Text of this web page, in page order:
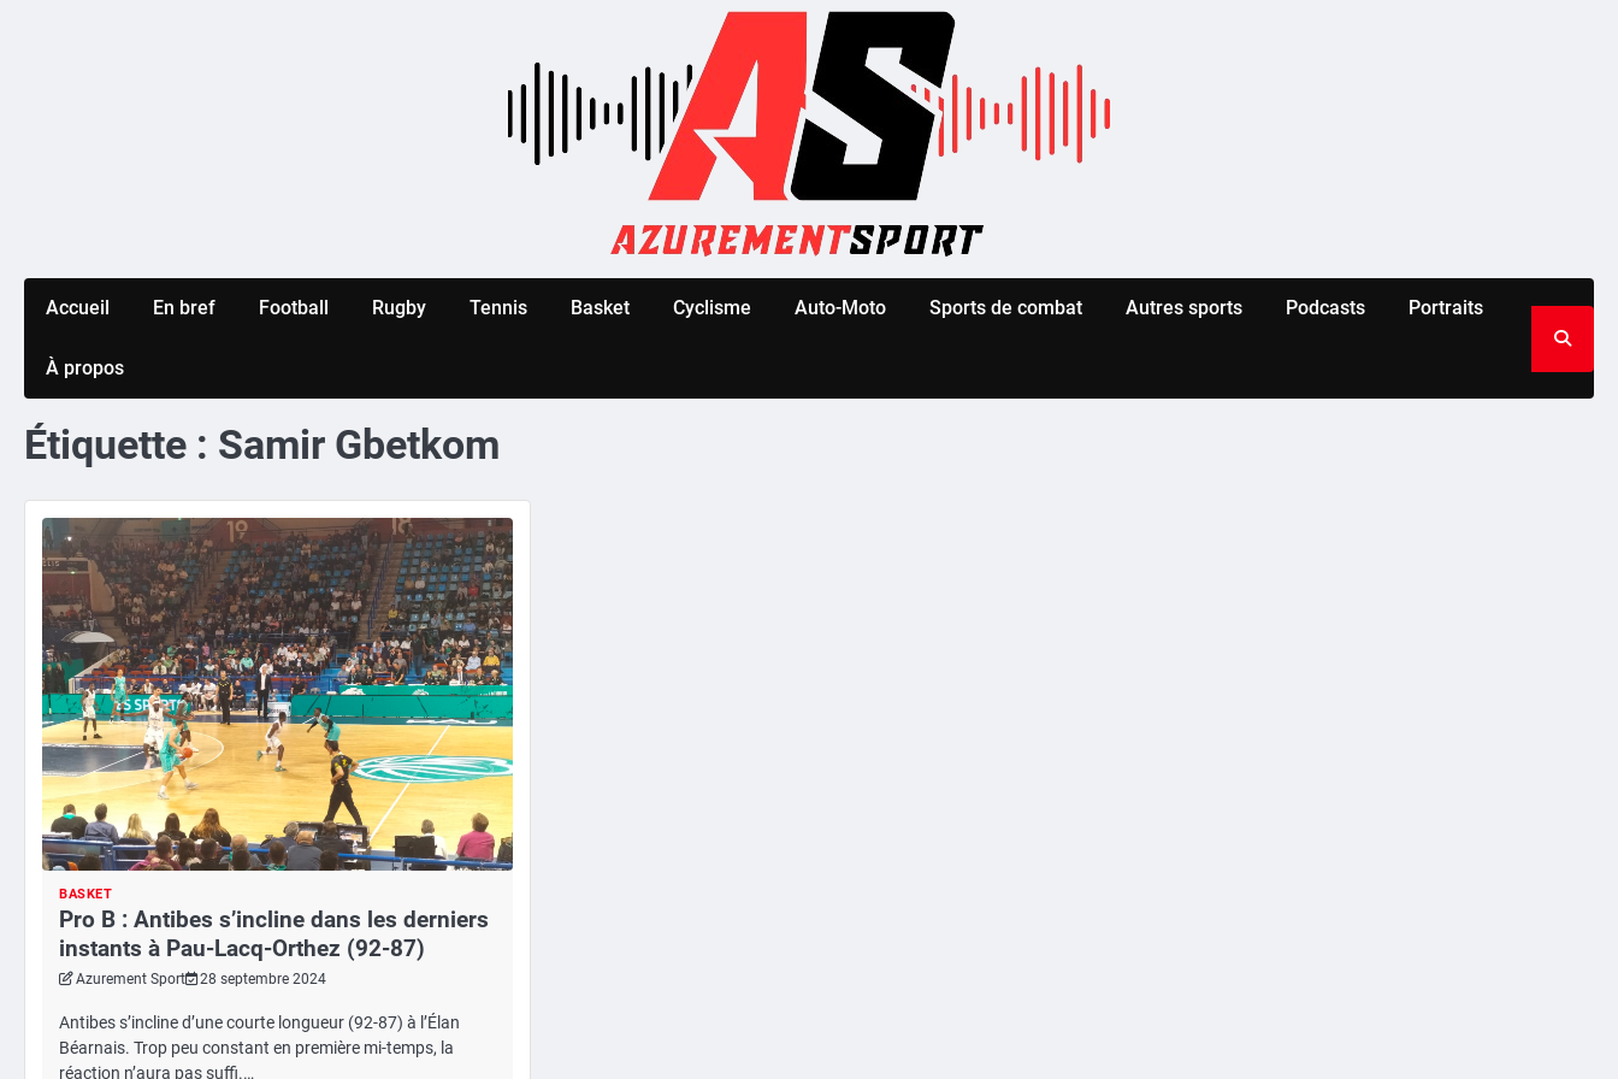
Accueil En bref Football Rugby Tennis Basket Cyclisme Auto-Moto Sports de combat Autres sports Podcasts Portraits
À propos
Étiquette : Samir Gbetkom
BASKET
Pro B : Antibes s’incline dans les derniers
instants à Pau-Lacq-Orthez (92-87)
Azurement Sport 28 septembre 2024
Antibes s’incline d’une courte longueur (92-87) à l’Élan
Béarnais. Trop peu constant en première mi-temps, la
réaction n’aura pas suffi.…